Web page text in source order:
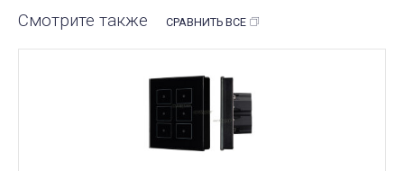
Смотрите также СРАВНИТЬ ВСЕ